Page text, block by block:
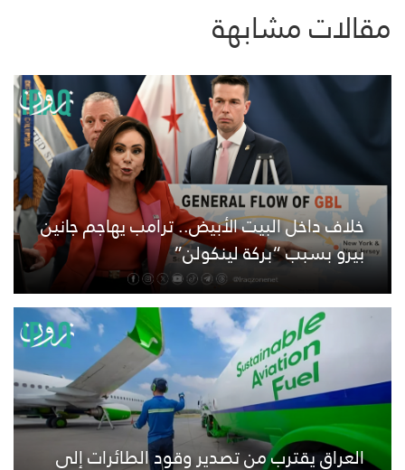
مقالات مشابهة
خلاف داخل البيت الأبيض.. ترامب يهاجم جانين
بيرو بسبب “بركة لينكولن”
العراق يقترب من تصدير وقود الطائرات إلى